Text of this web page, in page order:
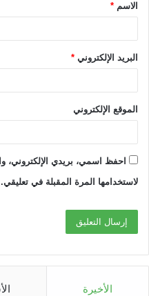
*الاسم *
البريد الإلكتروني *
الموقع الإلكتروني
احفظ اسمي، بريدي الإلكتروني،
لاستخدامها المرة المقبلة في تعليقي.
الأخيرة